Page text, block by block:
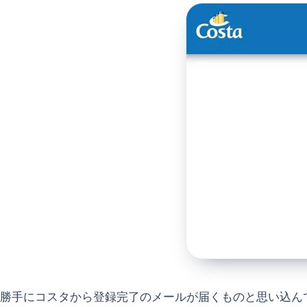
勝手にコスタから登録完了のメールが届くものと思い込ん